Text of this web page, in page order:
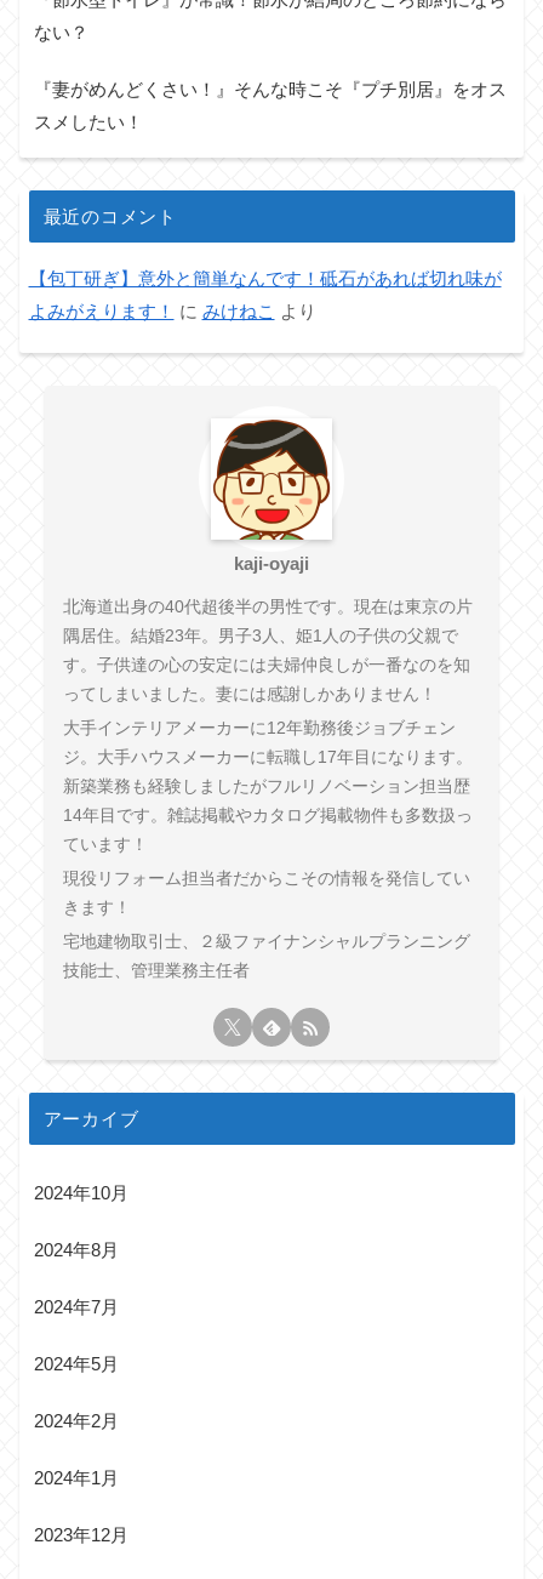
ない？
『妻がめんどくさい！』そんな時こそ『プチ別居』をオス
スメしたい！
最近のコメント
【包丁研ぎ】意外と簡単なんです！砥石があれば切れ味が
よみがえります！
に みけねこ より
kaji-oyaji
北海道出身の40代超後半の男性です。現在は東京の片
隅居住。結婚23年。男子3人、姫1人の子供の父親で
す。子供達の心の安定には夫婦仲良しが一番なのを知
ってしまいました。妻には感謝しかありません！
大手インテリアメーカーに12年勤務後ジョブチェン
ジ。大手ハウスメーカーに転職し17年目になります。
新築業務も経験しましたがフルリノベーション担当歴
14年目です。雑誌掲載やカタログ掲載物件も多数扱っ
ています！
現役リフォーム担当者だからこその情報を発信してい
きます！
宅地建物取引士、２級ファイナンシャルプランニング
技能士、管理業務主任者
アーカイブ
2024年10月
2024年8月
2024年7月
2024年5月
2024年2月
2024年1月
2023年12月